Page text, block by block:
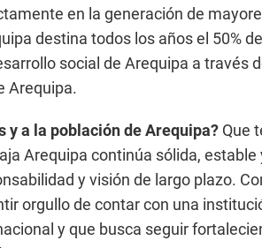
en la generación de
destina todos los años el 50%
social de Arequipa a través
Arequipa.
y a la población de Arequipa? Que
Arequipa continúa sólida, estable
y visión de largo plazo.
orgullo de contar con una
y que busca seguir